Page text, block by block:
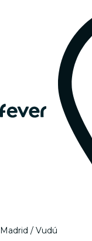
Madrid Vudú